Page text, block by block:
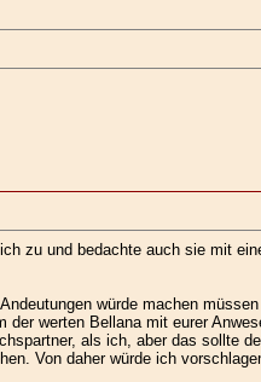
zu und bedachte auch sie mit
würde machen
werten Bellana mit eurer
als ich, aber das sollte
Von daher würde ich